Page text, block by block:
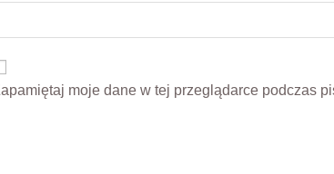
moje dane w tej przeglądarce podczas